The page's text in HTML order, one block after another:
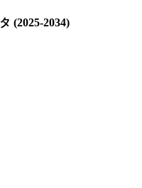
(2025-2034)